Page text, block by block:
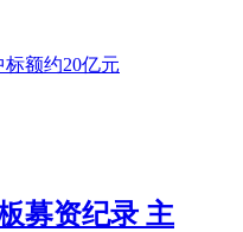
额约20亿元
募资纪录 主